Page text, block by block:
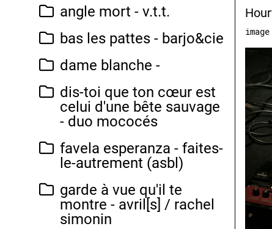
angle mort - v.t.t.
bas les pattes - barjo&cie
dame blanche -
dis-toi que ton cœur est
celui d'une bête sauvage
- duo mococés
favela esperanza - faites-
le-autrement (asbl)
garde à vue qu'il te
montre - avril[s] / rachel
simonin